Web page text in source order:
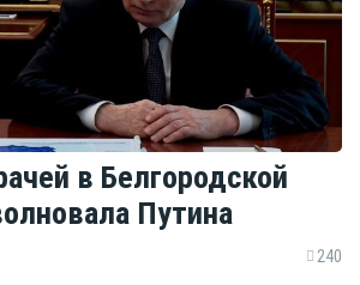
в Белгородской
Путина
240